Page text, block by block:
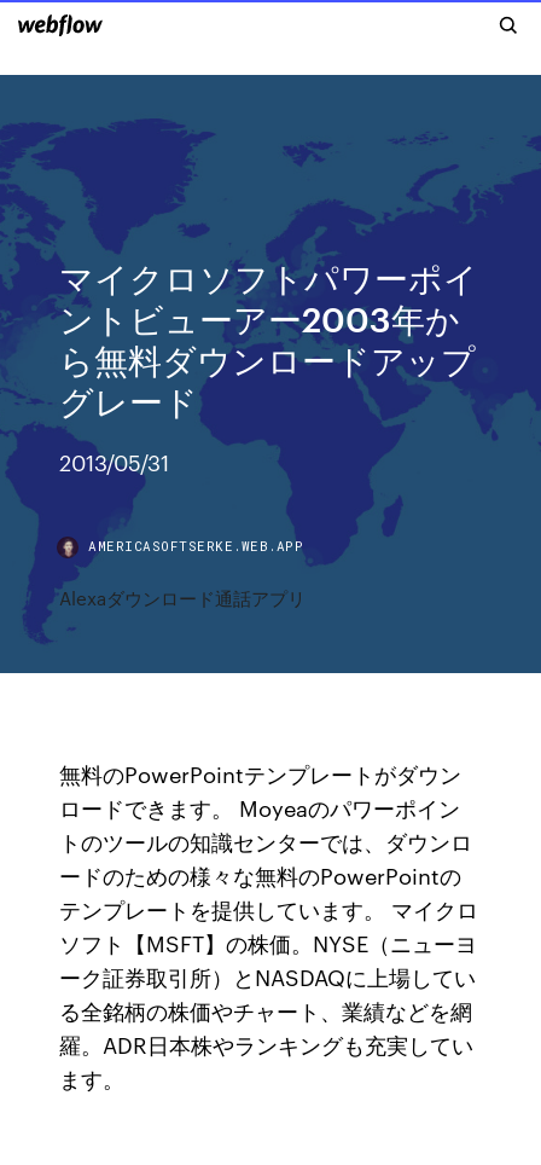
マイクロソフトパワーポイ
ントビューアー2003年か
ら無料ダウンロードアップ
グレード
2013/05/31
AMERICASOFTSERKE.WEB.APP
Alexaダウンロード通話アプリ
無料のPowerPointテンプレートがダウン
ロードできます。 Moyeaのパワーポイン
トのツールの知識センターでは、ダウンロ
ードのための様々な無料のPowerPointの
テンプレートを提供しています。 マイクロ
ソフト【MSFT】の株価。NYSE（ニューヨ
ーク証券取引所）とNASDAQに上場してい
る全銘柄の株価やチャート、業績などを網
羅。ADR日本株やランキングも充実してい
ます。